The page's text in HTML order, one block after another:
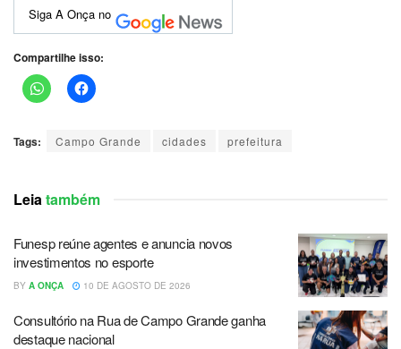
Siga A Onça no
Compartilhe isso:
Tags: Campo Grande cidades prefeitura
Leia também
Funesp reúne agentes e anuncia novos
investimentos no esporte
BY A ONÇA 10 DE AGOSTO DE 2026
Consultório na Rua de Campo Grande ganha
destaque nacional